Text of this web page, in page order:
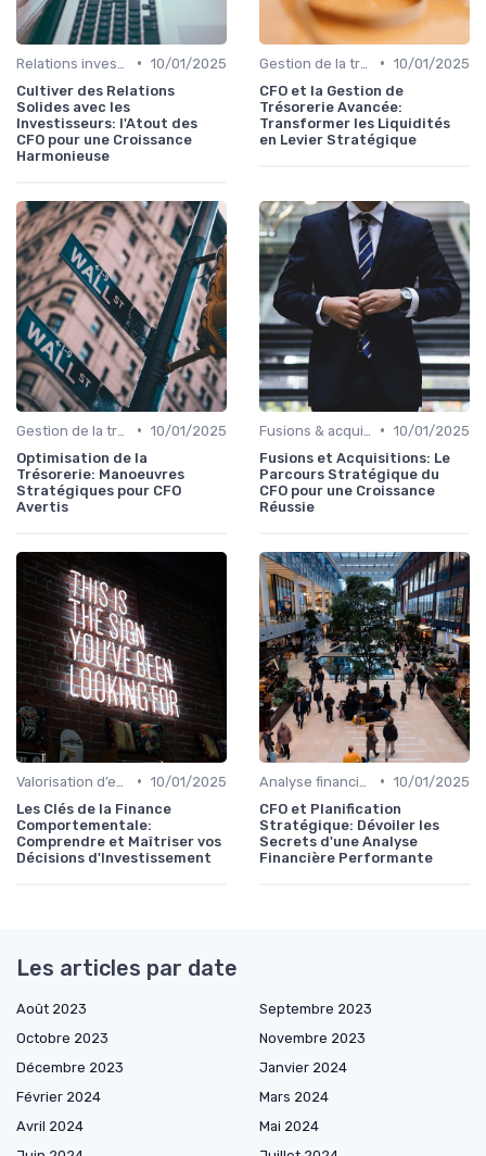
• 10/01/2025
Cultiver des Relations
Solides avec les
Investisseurs: l'Atout des
CFO pour une Croissance
Harmonieuse
• 10/01/2025
CFO et la Gestion de
Trésorerie Avancée:
Transformer les Liquidités
en Levier Stratégique
• 10/01/2025
Optimisation de la
Trésorerie: Manoeuvres
Stratégiques pour CFO
Avertis
• 10/01/2025
Fusions et Acquisitions: Le
Parcours Stratégique du
CFO pour une Croissance
Réussie
• 10/01/2025
Les Clés de la Finance
Comportementale:
Comprendre et Maîtriser vos
Décisions d'Investissement
• 10/01/2025
CFO et Planification
Stratégique: Dévoiler les
Secrets d'une Analyse
Financière Performante
Les articles par date
Août 2023
Septembre 2023
Octobre 2023
Novembre 2023
Décembre 2023
Janvier 2024
Février 2024
Mars 2024
Avril 2024
Mai 2024